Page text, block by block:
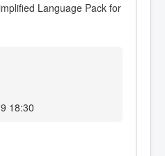
Language Pack for
18:30